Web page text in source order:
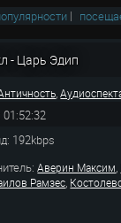
|
- Царь Эдип
,
192kbps
Аверин Максим,
Рамзес,